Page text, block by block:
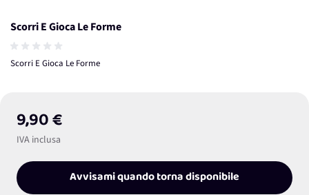
Scorri E Gioca Le Forme
Scorri E Gioca Le Forme
9,90 €
IVA inclusa
Avvisami quando torna disponibile